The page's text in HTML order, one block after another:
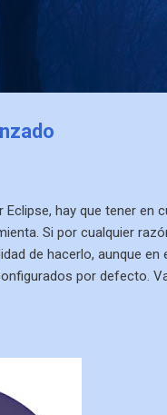
hay que tener en
Si por cualquier
de hacerlo, aunque
por defecto.